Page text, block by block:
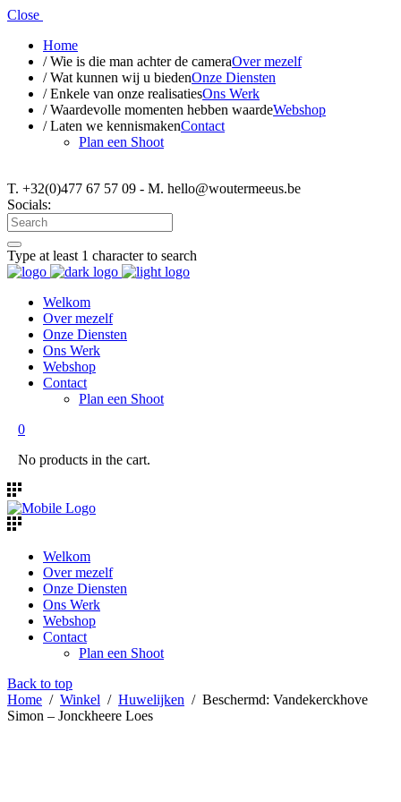
Close
Home
/ Wie is die man achter de cameraOver mezelf
/ Wat kunnen wij u biedenOnze Diensten
/ Enkele van onze realisatiesOns Werk
/ Waardevolle momenten hebben waardeWebshop
/ Laten we kennismakenContact
Plan een Shoot
T. +32(0)477 67 57 09 - M. hello@woutermeeus.be
Socials:
Type at least 1 character to search
Welkom
Over mezelf
Onze Diensten
Ons Werk
Webshop
Contact
Plan een Shoot
0
No products in the cart.
Welkom
Over mezelf
Onze Diensten
Ons Werk
Webshop
Contact
Plan een Shoot
Back to top
Home / Winkel / Huwelijken / Beschermd: Vandekerckhove
Simon – Jonckheere Loes